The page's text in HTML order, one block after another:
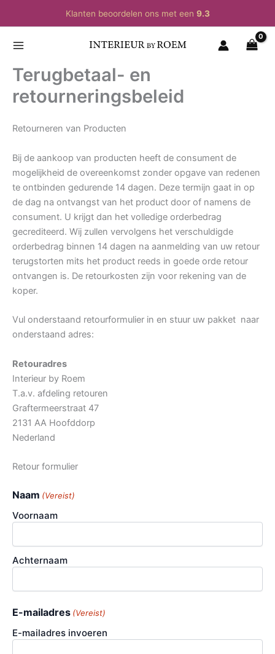
inhoud
Klanten beoordelen ons met een 9.3
Terugbetaal- en
retourneringsbeleid
Retourneren van Producten
Bij de aankoop van producten heeft de consument de
mogelijkheid de overeenkomst zonder opgave van redenen
te ontbinden gedurende 14 dagen. Deze termijn gaat in op
de dag na ontvangst van het product door of namens de
consument. U krijgt dan het volledige orderbedrag
gecrediteerd. Wij zullen vervolgens het verschuldigde
orderbedrag binnen 14 dagen na aanmelding van uw retour
terugstorten mits het product reeds in goede orde retour
ontvangen is. De retourkosten zijn voor rekening van de
koper.
Vul onderstaand retourformulier in en stuur uw pakket naar
onderstaand adres:
Retouradres
Interieur by Roem
T.a.v. afdeling retouren
Graftermeerstraat 47
2131 AA Hoofddorp
Nederland
Retour formulier
Naam (Vereist)
Voornaam
Achternaam
E-mailadres (Vereist)
E-mailadres invoeren